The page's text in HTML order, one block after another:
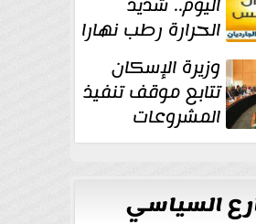
الحرارة رطب نهارا
مائل للحرارة رطب
وزيرة الإسكان
تتابع موقف تنفيذ
المشروعات
والخطة
السياسي